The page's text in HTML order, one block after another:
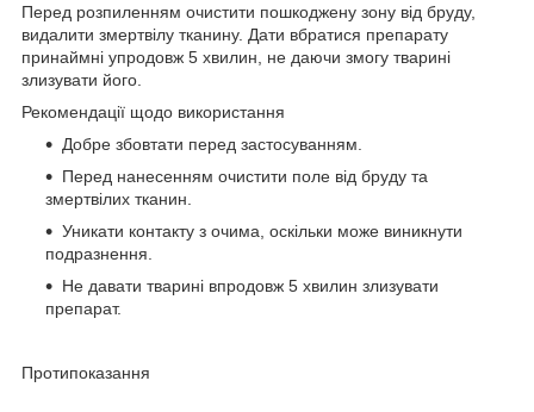
Перед розпиленням очистити пошкоджену зону від бруду,
видалити змертвілу тканину. Дати вбратися препарату
принаймні упродовж 5 хвилин, не даючи змогу тварині
злизувати його.
Рекомендації щодо використання
Добре збовтати перед застосуванням.
Перед нанесенням очистити поле від бруду та
змертвілих тканин.
Уникати контакту з очима, оскільки може виникнути
подразнення.
Не давати тварині впродовж 5 хвилин злизувати
препарат.
Протипоказання